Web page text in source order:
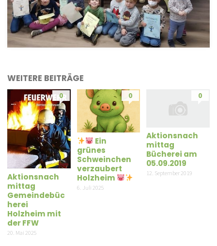
WEITERE BEITRÄGE
0
Aktionsnach
mittag
Gemeindebüc
herei
Holzheim mit
der FFW
20. Mai 2025
0
Ein
grünes
Schweinchen
verzaubert
Holzheim
6. Juli 2025
0
Aktionsnach
mittag
Bücherei am
05.09.2019
12. September 2019